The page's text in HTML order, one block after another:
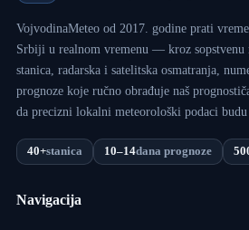
VojvodinaMeteo od 2017. godine prati
Srbiji u realnom vremenu — kroz sopstvenu
stanica, radarska i satelitska osmatranja,
prognoze koje ručno obrađuje naš
da precizni lokalni meteorološki podaci budu
40+stanica 10–14dana prognoze
Navigacija